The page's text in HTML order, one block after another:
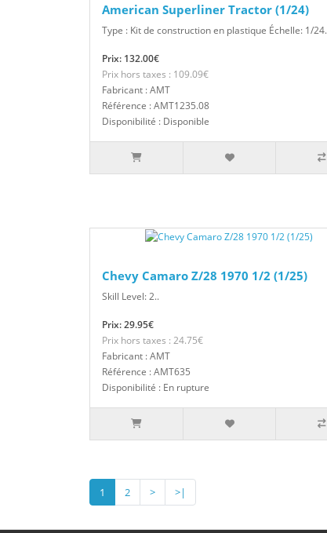
American Superliner Tractor (1/24)
Type : Kit de construction en plastique Échelle: 1/
Prix: 132.00€
Prix hors taxes : 109.09€
Fabricant : AMT
Référence : AMT1235.08
Disponibilité : Disponible
Chevy Camaro Z/28 1970 1/2 (1/25)
Skill Level: 2..
Prix: 29.95€
Prix hors taxes : 24.75€
Fabricant : AMT
Référence : AMT635
Disponibilité : En rupture
1 2 > >|